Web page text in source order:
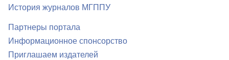
История журналов МГППУ
Партнеры портала
Информационное спонсорство
Приглашаем издателей